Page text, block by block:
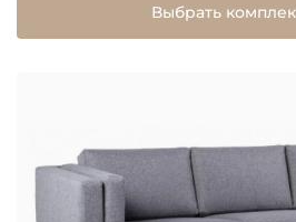
Выбрать